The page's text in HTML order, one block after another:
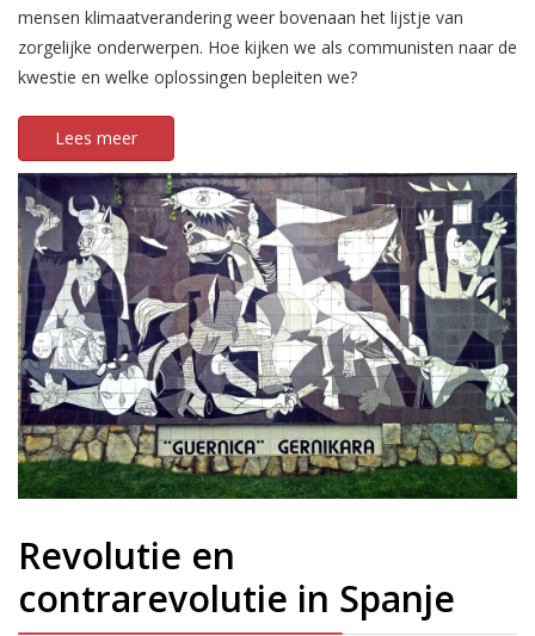
mensen klimaatverandering weer bovenaan het lijstje van
zorgelijke onderwerpen. Hoe kijken we als communisten naar de
kwestie en welke oplossingen bepleiten we?
Lees meer
Revolutie en
contrarevolutie in Spanje